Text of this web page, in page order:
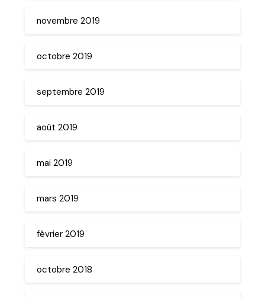
novembre 2019
octobre 2019
septembre 2019
août 2019
mai 2019
mars 2019
février 2019
octobre 2018